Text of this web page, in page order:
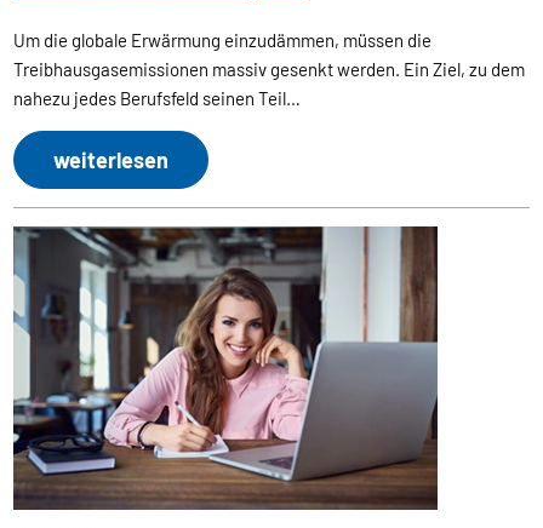
Um die globale Erwärmung einzudämmen, müssen die
Treibhausgasemissionen massiv gesenkt werden. Ein Ziel, zu dem
nahezu jedes Berufsfeld seinen Teil…
weiterlesen